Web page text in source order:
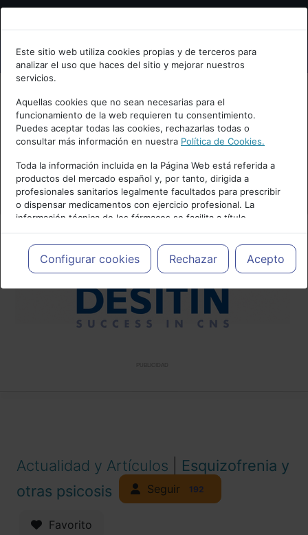
Bienvenid@ a psiquiatria.com
Escribe tu Email
Accede o regístrate con tu email.
Cancelar
Este sitio web utiliza cookies propias y de terceros para
analizar el uso que haces del sitio y mejorar nuestros
servicios.
Aquellas cookies que no sean necesarias para el
funcionamiento de la web requieren tu consentimiento.
Puedes aceptar todas las cookies, rechazarlas todas o
consultar más información en nuestra Política de Cookies.
Toda la información incluida en la Página Web está referida a
productos del mercado español y, por tanto, dirigida a
profesionales sanitarios legalmente facultados para prescribir
o dispensar medicamentos con ejercicio profesional. La
información técnica de los fármacos se facilita a título
meramente informativo, siendo responsabilidad de los
profesionales facultados prescribir medicamentos y decidir, en
cada caso concreto, el tratamiento más adecuado a las
necesidades del paciente.
Configurar cookies Rechazar Acepto
Actualidad y Artículos
Esquizofrenia y
otras psicosis
Seguir 192
Favorito